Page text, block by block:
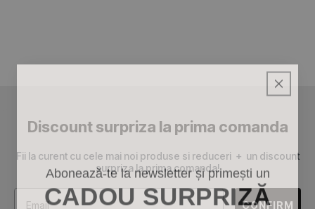
Discount surpriza la prima comanda
Fii la curent cu cele mai noi produse si reduceri + un discount
surpriza la prima comanda!
CONFIRM
Abonează-te la newsletter și primești un
CADOU SURPRIZĂ